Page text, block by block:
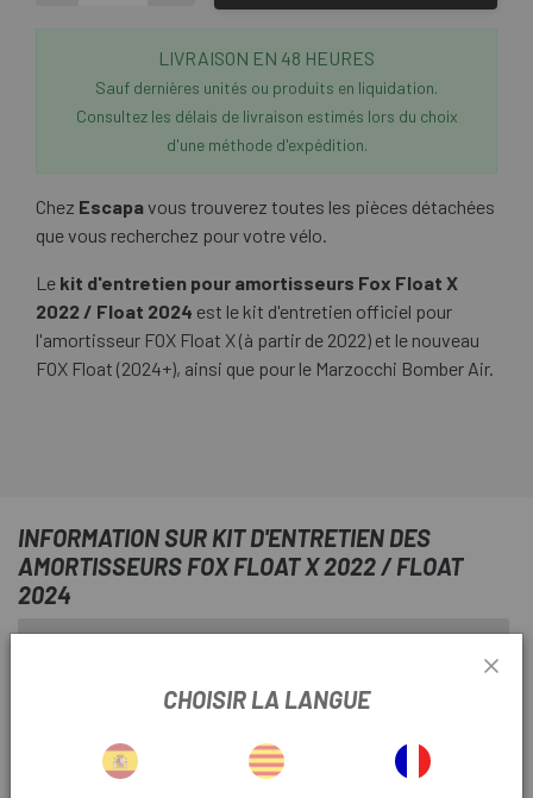
LIVRAISON EN 48 HEURES
Sauf dernières unités ou produits en liquidation.
Consultez les délais de livraison estimés lors du choix
d'une méthode d'expédition.
Chez Escapavous trouverez toutes les pièces détachées
que vous recherchez pour votre vélo.
Le kit d'entretien pour amortisseurs Fox Float X
2022 / Float 2024 est le kit d'entretien officiel pour
l'amortisseur FOX Float X (à partir de 2022) et le nouveau
FOX Float (2024+), ainsi que pour le Marzocchi Bomber Air.
INFORMATION SUR KIT D'ENTRETIEN DES
AMORTISSEURS FOX FLOAT X 2022 / FLOAT
2024
2022CHOISIR LA LANGUE